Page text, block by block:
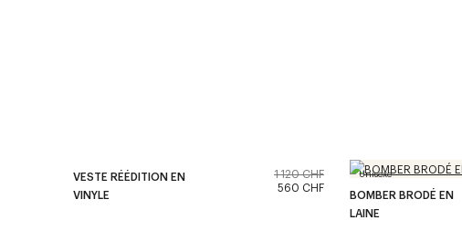
VESTE RÉÉDITION EN
VINYLE
1 120 CHF
560 CHF
Unisexe
BOMBER BRODÉ EN
LAINE